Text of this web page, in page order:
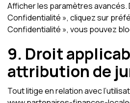
Afficher les paramètres avancés.
Confidentialité », cliquez sur
Confidentialité », vous pouvez
9. Droit
attribution de
Tout litige en relation avec